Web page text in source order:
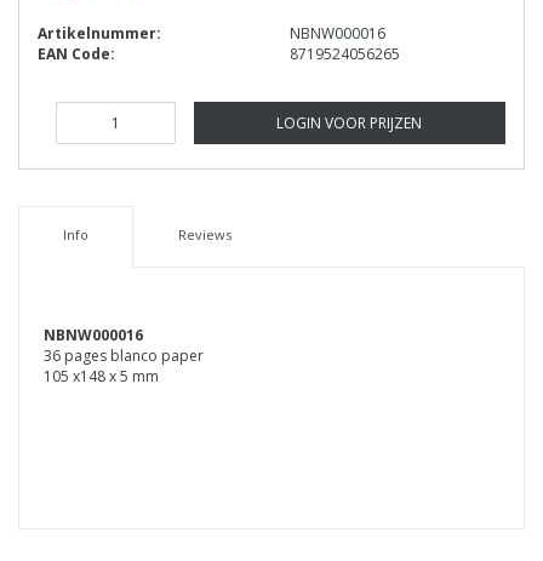
Artikelnummer:
NBNW000016
EAN Code:
8719524056265
LOGIN VOOR PRIJZEN
Info Reviews
NBNW000016
36 pages blanco paper
105 x148 x 5 mm